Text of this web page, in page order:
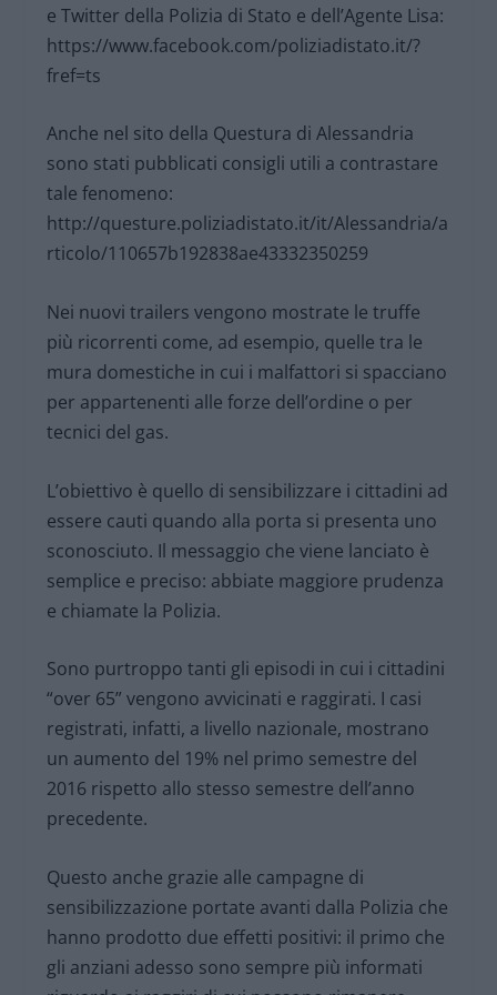
e Twitter della Polizia di Stato e dell’Agente Lisa:
https://www.facebook.com/poliziadistato.it/?
fref=ts
Anche nel sito della Questura di Alessandria
sono stati pubblicati consigli utili a contrastare
tale fenomeno:
http://questure.poliziadistato.it/it/Alessandria/a
rticolo/110657b192838ae43332350259
Nei nuovi trailers vengono mostrate le truffe
più ricorrenti come, ad esempio, quelle tra le
mura domestiche in cui i malfattori si spacciano
per appartenenti alle forze dell’ordine o per
tecnici del gas.
L’obiettivo è quello di sensibilizzare i cittadini ad
essere cauti quando alla porta si presenta uno
sconosciuto. Il messaggio che viene lanciato è
semplice e preciso: abbiate maggiore prudenza
e chiamate la Polizia.
Sono purtroppo tanti gli episodi in cui i cittadini
“over 65” vengono avvicinati e raggirati. I casi
registrati, infatti, a livello nazionale, mostrano
un aumento del 19% nel primo semestre del
2016 rispetto allo stesso semestre dell’anno
precedente.
Questo anche grazie alle campagne di
sensibilizzazione portate avanti dalla Polizia che
hanno prodotto due effetti positivi: il primo che
gli anziani adesso sono sempre più informati